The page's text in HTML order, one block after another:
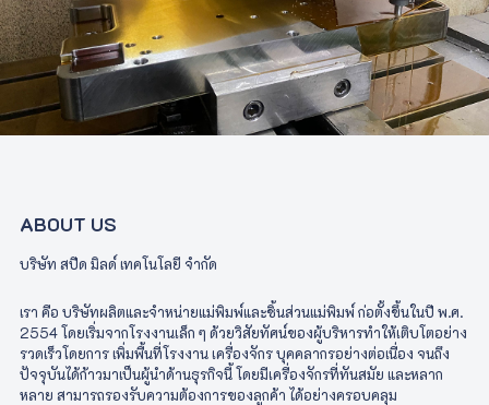
ABOUT US
บริษัท สปีด มิลด์ เทคโนโลยี จำกัด
เรา คือ บริษัทผลิตและจำหน่ายแม่พิมพ์และชิ้นส่วนแม่พิมพ์ ก่อตั้งขึ้นในปี พ.ศ.
2554 โดยเริ่มจากโรงงานเล็ก ๆ ด้วยวิสัยทัศน์ของผู้บริหารทำให้เติบโตอย่าง
รวดเร็วโดยการ เพิ่มพื้นที่โรงงาน เครื่องจักร บุคคลากรอย่างต่อเนื่อง จนถึง
ปัจจุบันได้ก้าวมาเป็นผู้นำด้านธุรกิจนี้ โดยมีเครื่องจักรที่ทันสมัย และหลาก
หลาย สามารถรองรับความต้องการของลูกค้า ได้อย่างครอบคลุม